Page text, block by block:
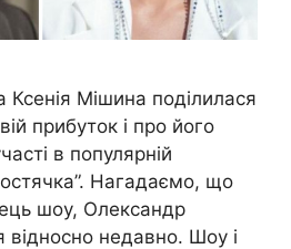
Ксенія Мішина поділилася
прибуток і про його
в популярній
Нагадаємо, що
шоу, Олександр
відносно недавно. Шоу і